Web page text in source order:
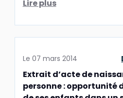
Lire plus
Le 07 mars 2014
Extrait d’acte de
personne : opportunité